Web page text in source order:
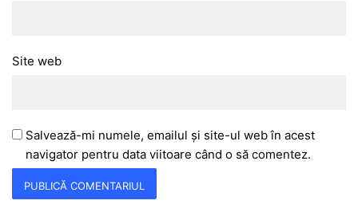
Site web
Salvează-mi numele, emailul și site-ul web în acest
navigator pentru data viitoare când o să comentez.